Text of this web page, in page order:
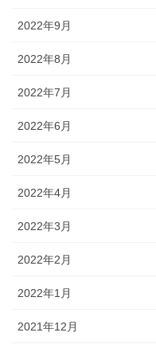
2022年9月
2022年8月
2022年7月
2022年6月
2022年5月
2022年4月
2022年3月
2022年2月
2022年1月
2021年12月